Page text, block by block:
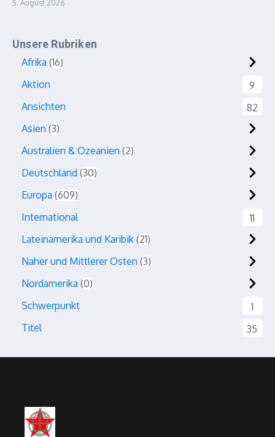
5. August 2026
Unsere Rubriken
Afrika 16
Aktion
9
Ansichten
82
Asien 3
Australien & Ozeanien 2
Deutschland 30
Europa 609
International
11
Lateinamerika und Karibik 21
Naher und Mittlerer Osten 3
Nordamerika 0
Schwerpunkt
1
Titel
35